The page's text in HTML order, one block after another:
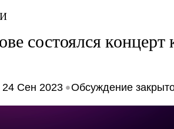
состоялся концерт
24 Сен 2023 •Обсуждение